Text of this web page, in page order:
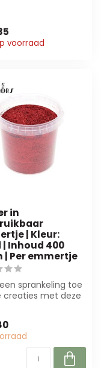
voorraad
in
| Kleur:
| Inhoud 400
| Per emmertje
sprankeling toe
creaties met deze